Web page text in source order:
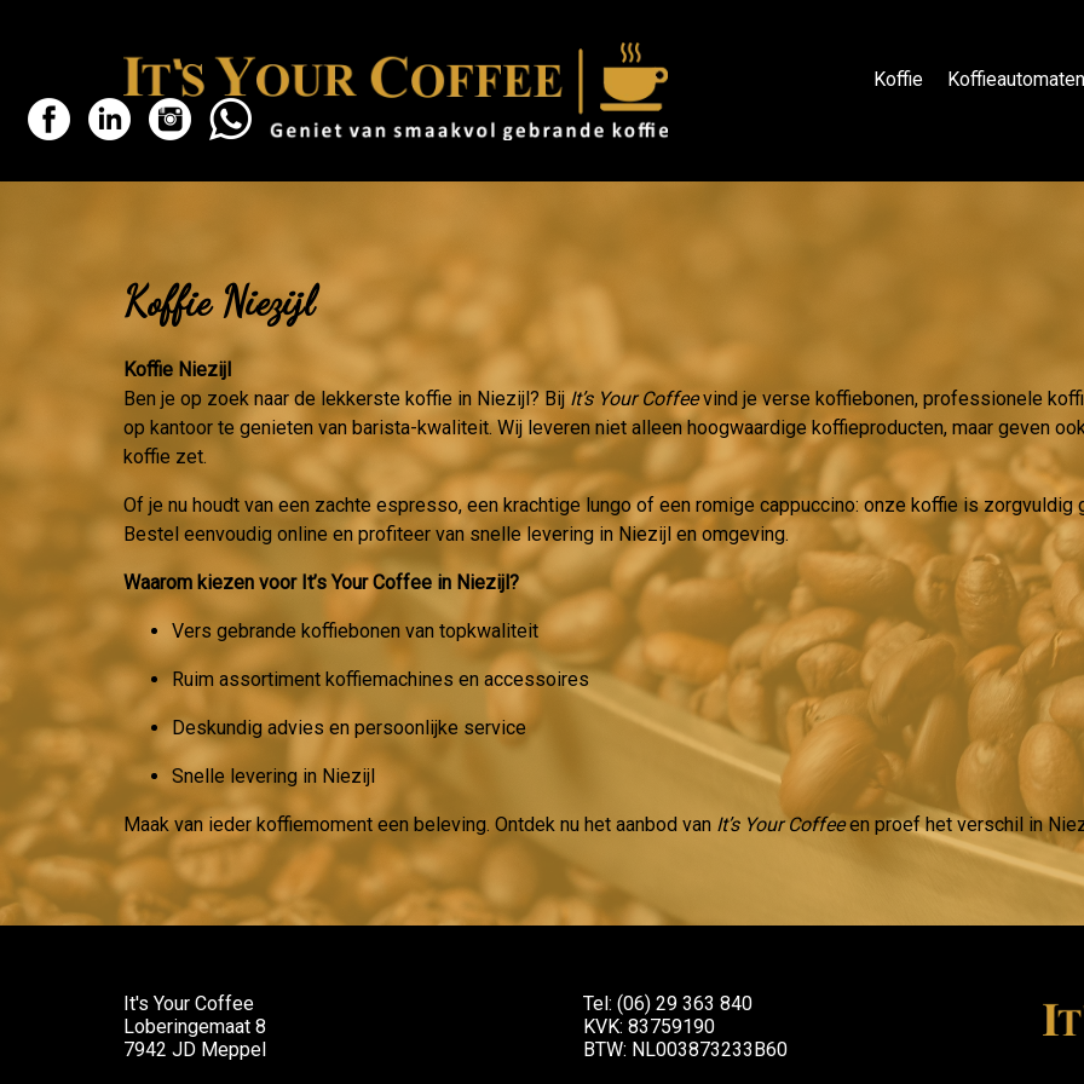
Koffie Koffieautomaten
Koffie Niezijl
Koffie Niezijl
Ben je op zoek naar de lekkerste koffie in Niezijl? Bij It’s Your Coffeevind je verse koffiebonen, professionele
op kantoor te genieten van barista-kwaliteit. Wij leveren niet alleen hoogwaardige koffieproducten, maar geven
koffie zet.
Of je nu houdt van een zachte espresso, een krachtige lungo of een romige cappuccino: onze koffie is
Bestel eenvoudig online en profiteer van snelle levering in Niezijl en omgeving.
Waarom kiezen voor It’s Your Coffee in Niezijl?
Vers gebrande koffiebonen van topkwaliteit
Ruim assortiment koffiemachines en accessoires
Deskundig advies en persoonlijke service
Snelle levering in Niezijl
Maak van ieder koffiemoment een beleving. Ontdek nu het aanbod van It’s Your Coffeeen proef het verschil in
It's Your Coffee
Loberingemaat 8
7942 JD Meppel
Tel: (06) 29 363 840
KVK: 83759190
BTW: NL003873233B60